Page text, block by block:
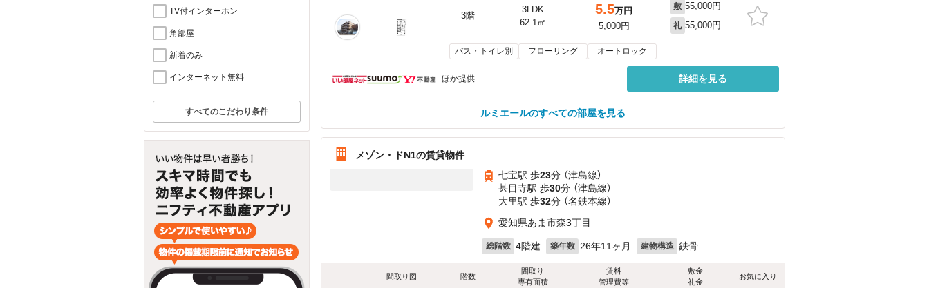
TV付インターホン
角部屋
新着のみ
インターネット無料
すべてのこだわり条件
3階
3LDK
62.1㎡
5.5万円
5,000円
敷 55,000円
礼 55,000円
バス・トイレ別 フローリング オートロック
ほか提供 詳細を見る
ルミエールのすべての部屋を見る
メゾン・ドN1の賃貸物件
七宝駅 歩23分 （津島線）
甚目寺駅 歩30分 （津島線）
大里駅 歩32分 （名鉄本線）
愛知県あま市森3丁目
総階数 4階建 築年数 26年11ヶ月 建物構造 鉄骨
間取り図 階数
間取り
専有面積
賃料
管理費等
敷金
礼金
お気に入り